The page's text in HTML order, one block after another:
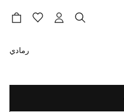
رمادي